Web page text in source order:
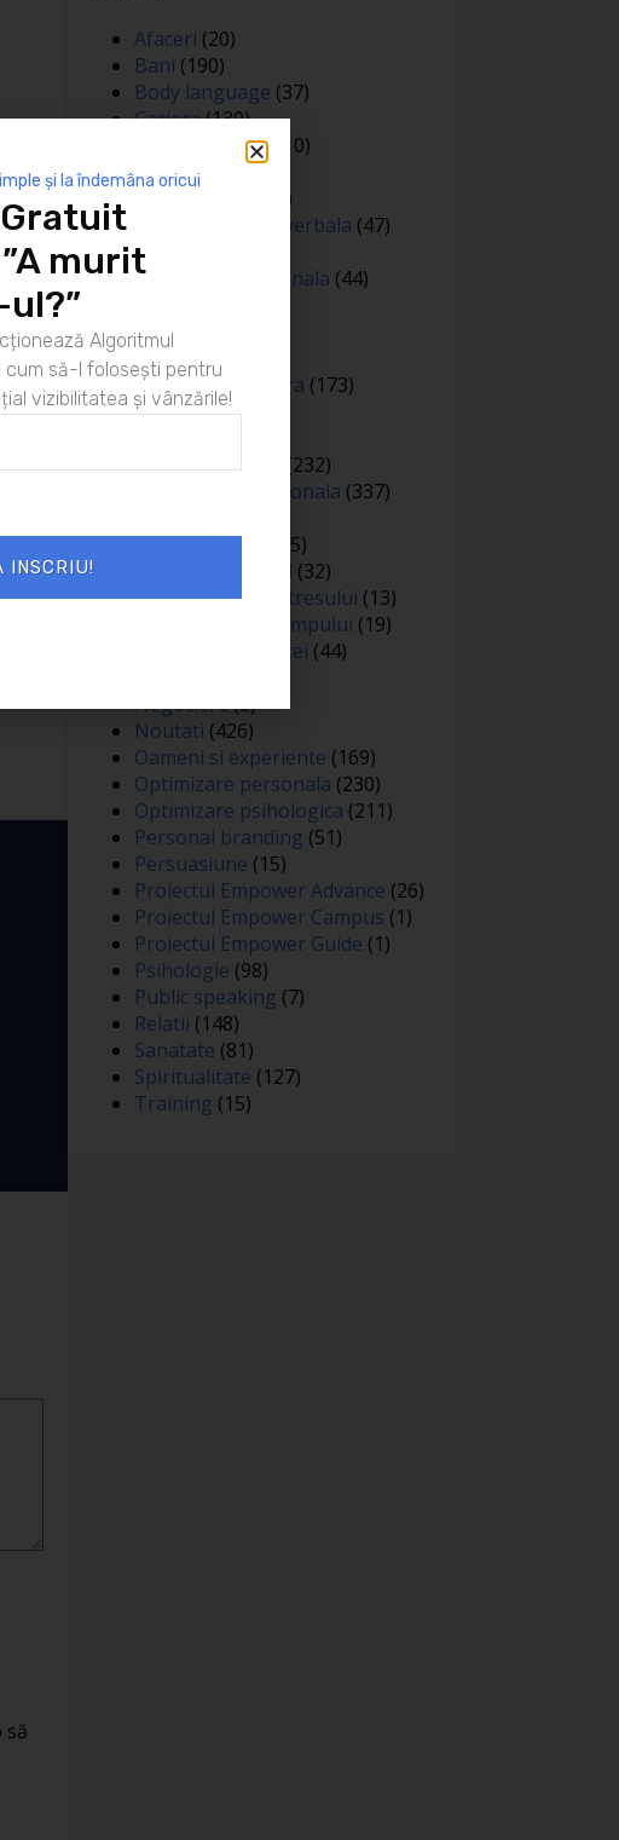
să
Afaceri (20)
Bani (190)
Body language (37)
Cariera(130)
Casa si gradina
(10)
Coaching
(141)
(106)
Comunicare nonverbala (47)
Creativitate
Dezvoltare personala (44)
Educatie
Auto
Educatie financiara (173)
Evenimente(13)
Gandire pozitiva
(232)
Inteligenta emotionala (337)
Legea atractiei
(35)
Limbaj nonverbal (32)
Managementul stresului (13)
Managementul timpului (19)
Metafore si scantei (44)
Negociere(3)
Noutati (426)
Oameni si experiente (169)
Optimizare personala (230)
Optimizare psihologica (211)
Personal branding (51)
Persuasiune (15)
Proiectul Empower Advance (26)
Proiectul Empower Campus (1)
Proiectul Empower Guide (1)
Psihologie (98)
Public speaking (7)
Relatii (148)
Sanatate (81)
Spiritualitate (127)
Training (15)
și la îndemâna oricui
murit
ul?”
Algoritmul
cum să-l folosești pentru
vizibilitatea și vânzările!
INSCRIU!